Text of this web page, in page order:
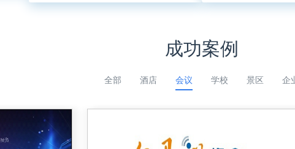
成功案例
全部 酒店 会议 学校 景区 企